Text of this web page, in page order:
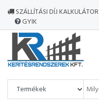
SZÁLLÍTÁSI DÍJ KALKULÁTOR
GYIK
MINDEN
TERMÉK
MENÜ